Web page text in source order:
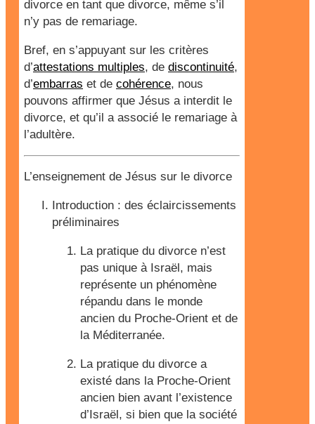
divorce en tant que divorce, même s’il
n’y pas de remariage.
Bref, en s’appuyant sur les critères
d’attestations multiples, de discontinuité,
d’embarras et de cohérence, nous
pouvons affirmer que Jésus a interdit le
divorce, et qu’il a associé le remariage à
l’adultère.
L’enseignement de Jésus sur le divorce
Introduction : des éclaircissements
préliminaires
La pratique du divorce n’est
pas unique à Israël, mais
représente un phénomène
répandu dans le monde
ancien du Proche-Orient et de
la Méditerranée.
La pratique du divorce a
existé dans la Proche-Orient
ancien bien avant l’existence
d’Israël, si bien que la société